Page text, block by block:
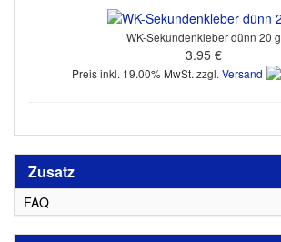
WK-Sekundenkleber dünn 20 g
3.95 €
Preis inkl. 19.00% MwSt. zzgl. Versand
Zusatz
FAQ